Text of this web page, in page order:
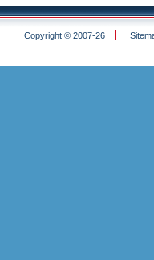
Copyright © 2007-26